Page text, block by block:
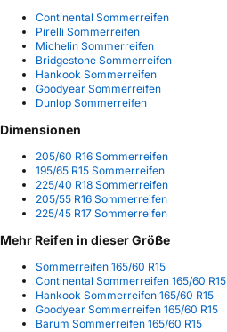
Continental Sommerreifen
Pirelli Sommerreifen
Michelin Sommerreifen
Bridgestone Sommerreifen
Hankook Sommerreifen
Goodyear Sommerreifen
Dunlop Sommerreifen
Dimensionen
205/60 R16 Sommerreifen
195/65 R15 Sommerreifen
225/40 R18 Sommerreifen
205/55 R16 Sommerreifen
225/45 R17 Sommerreifen
Mehr Reifen in dieser Größe
Sommerreifen 165/60 R15
Continental Sommerreifen 165/60 R15
Hankook Sommerreifen 165/60 R15
Goodyear Sommerreifen 165/60 R15
Barum Sommerreifen 165/60 R15